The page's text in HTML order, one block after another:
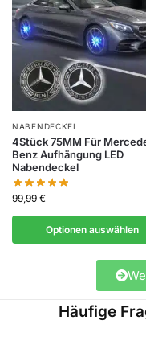
NABENDECKEL
4Stück 75MM Für
Benz Aufhängung LED
Nabendeckel
99,99 €
Optionen auswählen
Häufige